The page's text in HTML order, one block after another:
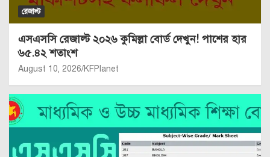
রেজাল্ট
এসএসসি রেজাল্ট ২০২৬ কুমিল্লা বোর্ড দেখুন! পাশের হার
৬৫.৪২ শতাংশ
August 10, 2026 KFPlanet